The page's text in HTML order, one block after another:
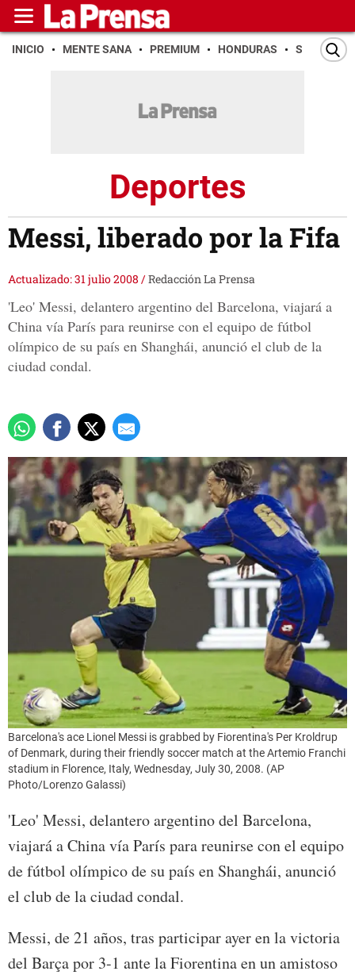
INICIO MENTE SANA PREMIUM HONDURAS SAN PEDRO
Deportes
Messi, liberado por la Fifa
Actualizado: 31 julio 2008 /Redacción La Prensa
'Leo' Messi, delantero argentino del Barcelona, viajará a
China vía París para reunirse con el equipo de fútbol
olímpico de su país en Shanghái, anunció el club de la
ciudad condal.
Barcelona's ace Lionel Messi is grabbed by Fiorentina's Per Kroldrup
of Denmark, during their friendly soccer match at the Artemio Franchi
stadium in Florence, Italy, Wednesday, July 30, 2008. (AP
Photo/Lorenzo Galassi)
'Leo' Messi, delantero argentino del Barcelona,
viajará a China vía París para reunirse con el equipo
de fútbol olímpico de su país en Shanghái, anunció
el club de la ciudad condal.
Messi, de 21 años, tras participar ayer en la victoria
del Barça por 3-1 ante la Fiorentina en un amistoso